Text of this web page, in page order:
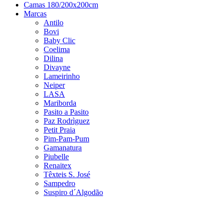
Camas 180/200x200cm
Marcas
Antilo
Bovi
Baby Clic
Coelima
Dilina
Divayne
Lameirinho
Neiper
LASA
Mariborda
Pasito a Pasito
Paz Rodrìguez
Petit Praia
Pim-Pam-Pum
Gamanatura
Piubelle
Renaitex
Têxteis S. José
Sampedro
Suspiro d´Algodão